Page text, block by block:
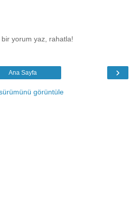
bir yorum yaz, rahatla!
›
Ana Sayfa
görüntüle